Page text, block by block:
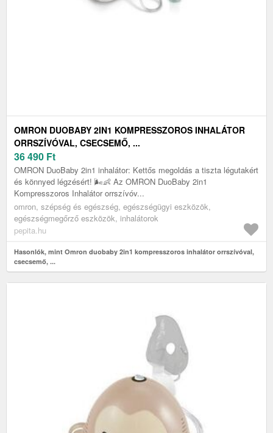
OMRON DUOBABY 2IN1 KOMPRESSZOROS INHALÁTOR
ORRSZÍVÓVAL, CSECSEMŐ, ...
36 490 Ft
OMRON DuoBaby 2in1 inhalátor: Kettős megoldás a tiszta légutakért
és könnyed légzésért! 🌬️👶 Az OMRON DuoBaby 2in1
Kompresszoros Inhalátor orrszívóv...
omron, szépség és egészség, egészségügyi eszközök,
egészségmegőrző eszközök, inhalátorok
pepita.hu
Hasonlók, mint Omron duobaby 2in1 kompresszoros inhalátor orrszívóval,
csecsemő, ...